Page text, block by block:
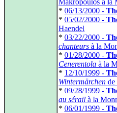
Makropoulos à la
* 06/13/2000 -
* 05/02/2000 -
Haendel
* 03/22/2000 -
chanteurs à la
* 01/28/2000 -
Cenerentola à la
* 12/10/1999 -
Wintermärchen de
* 09/28/1999 -
au sérail à la
* 06/01/1999 -